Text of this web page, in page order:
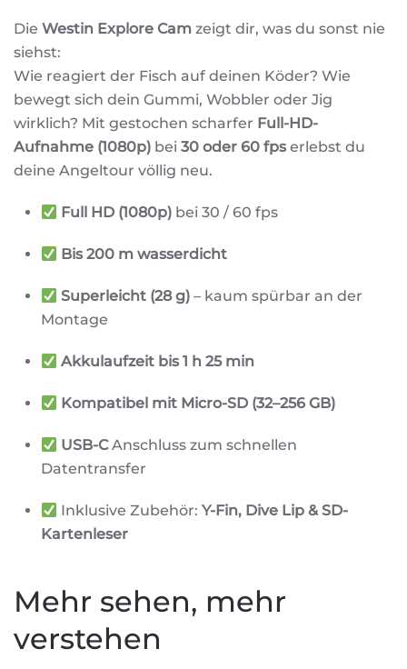
Die Westin Explore Cam zeigt dir, was du sonst nie
siehst:
Wie reagiert der Fisch auf deinen Köder? Wie
bewegt sich dein Gummi, Wobbler oder Jig
wirklich? Mit gestochen scharfer Full-HD-
Aufnahme (1080p) bei 30 oder 60 fps erlebst du
deine Angeltour völlig neu.
Full HD (1080p) bei 30 / 60 fps
Bis 200 m wasserdicht
Superleicht (28 g) – kaum spürbar an der
Montage
Akkulaufzeit bis 1 h 25 min
Kompatibel mit Micro-SD (32–256 GB)
USB-CAnschluss zum schnellen
Datentransfer
Inklusive Zubehör:Y-Fin, Dive Lip & SD-
Kartenleser
Mehr sehen, mehr
verstehen